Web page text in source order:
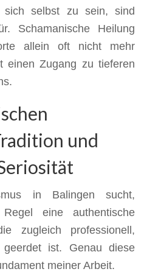
selbst zu sein, sind
Schamanische Heilung
allein oft nicht mehr
einen Zugang zu tieferen
und
in Balingen sucht,
eine authentische
zugleich professionell,
geerdet ist. Genau diese
meiner Arbeit.